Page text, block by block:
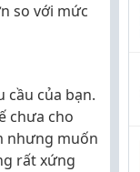
so với mức
cầu của bạn.
chưa cho
nhưng muốn
rất xứng